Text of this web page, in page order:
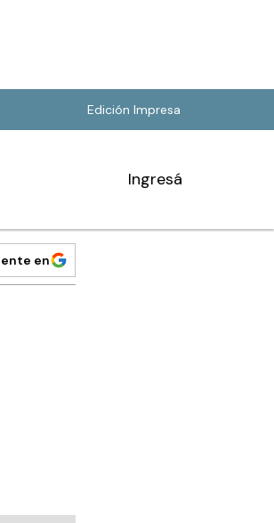
Edición Impresa
Ingresá
en